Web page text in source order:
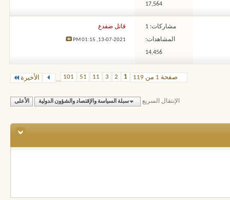
17,564
مشاركات: 1
المشاهدات:
14,456
قاتل ضفدع
13-07-2021,
01:15 PM
صفحة 1 من 119 1
2
3
11
51
101
... الأخيرة
الإنتقال السريع سبلة السياسة والإقتصاد والشؤون الدولية الأعلى